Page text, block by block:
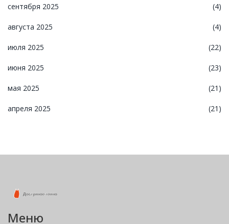
сентября 2025 (4)
августа 2025 (4)
июля 2025 (22)
июня 2025 (23)
мая 2025 (21)
апреля 2025 (21)
Меню